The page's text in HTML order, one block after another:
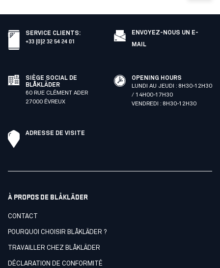
SERVICE CLIENTS:
+33 (0)2 32 54 24 01
ENVOYEZ-NOUS UN E-
MAIL
SIÈGE SOCIAL DE
BLÅKLÄDER
60 RUE CLÉMENT ADER
27000 ÉVREUX
OPENING HOURS
LUNDI AU JEUDI : 8H30-12H30
/ 14H00-17H30
VENDREDI : 8H30-12H30
ADRESSE DE VISITE
À PROPOS DE BLÅKLÄDER
CONTACT
POURQUOI CHOISIR BLÅKLÄDER ?
TRAVAILLER CHEZ BLÅKLÄDER
DÉCLARATION DE CONFORMITÉ